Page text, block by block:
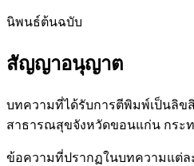
นิพนธ์ต้นฉบับ
สัญญาอนุญาต
บทความที่ได้รับการตีพิมพ์เป็นลิข
สาธารณสุขจังหวัดขอนแก่น กระ
ข้อความที่ปรากฏในบทความแต่ล